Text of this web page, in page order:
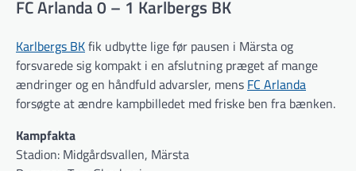
FC Arlanda 0 – 1 Karlbergs BK
Karlbergs BKfik udbytte lige før pausen i Märsta og
forsvarede sig kompakt i en afslutning præget af mange
ændringer og en håndfuld advarsler, mens FC Arlanda
forsøgte at ændre kampbilledet med friske ben fra bænken.
Kampfakta
Stadion: Midgårdsvallen, Märsta